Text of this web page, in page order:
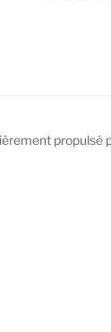
propulsé